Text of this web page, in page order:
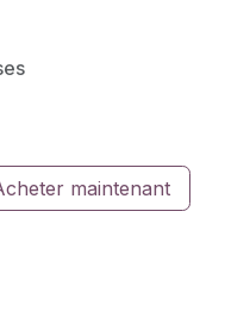
maintenant